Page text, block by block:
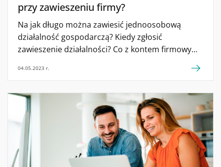
przy zawieszeniu firmy?
Na jak długo można zawiesić jednoosobową
działalność gospodarczą? Kiedy zgłosić
zawieszenie działalności? Co z kontem firmowym
04.05.2023 r.